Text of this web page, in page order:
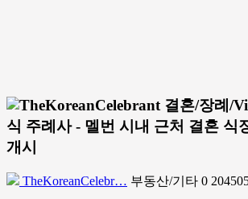
결혼/장례/
식 주례사 - 멜번 시내 근처 결혼 식
개시
TheKoreanCelebr… 부동산/기타 0